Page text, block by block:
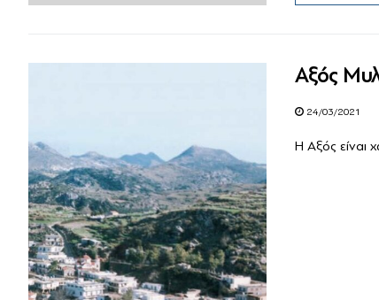
Αξός
24/03/2021
Η Αξός είναι